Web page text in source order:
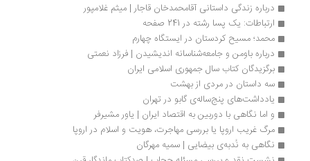
درباره زندگی داستانی آقامحمدخان قاجار | میثم غلامپور
ارتباطات: یک پسا رشته در 241 صفحه
محمد؛ مسیح کردستان در ایستگاه چهارم
درباره باومن و جامعه‌شناسانه اندیشیدن | فرزاد نعمتی
برگزیدگان کتاب سال جمهوری اسلامی ایران
سه داستان در مردی از بهشت
یادداشت‌های پنج‌ساله‌ی گابو در تهران
و اما نگاهی با دوربین به اقتصاد ایران | یاور مشیرفر
مرگ غریب اروپا یا بررسی مهاجرت، هویت و اسلام در اروپا
نگاهی به نُدبه‌ی ‌بیضایی | سمیه مهرگان